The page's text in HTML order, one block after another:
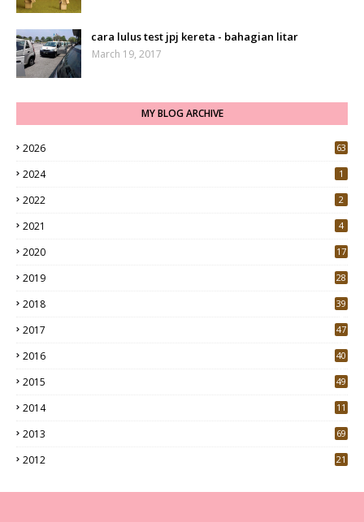
cara lulus test jpj kereta - bahagian litar
March 19, 2017
MY BLOG ARCHIVE
2026 63
2024 1
2022 2
2021 4
2020
17
2019
28
2018
39
2017
47
2016
40
2015
49
2014 11
2013 69
2012 21